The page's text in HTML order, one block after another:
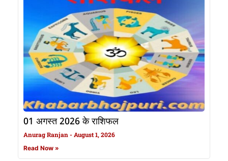
01 अगस्त 2026 के राशिफल
Anurag Ranjan August 1, 2026
Read Now »